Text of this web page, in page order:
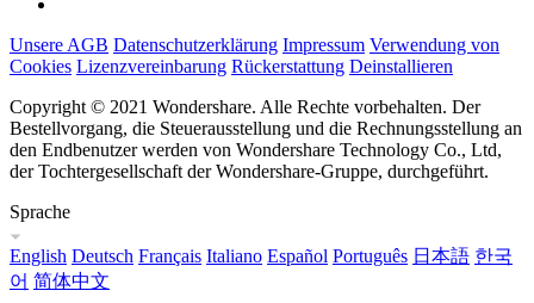
Unsere AGB Datenschutzerklärung Impressum Verwendung von
Cookies Lizenzvereinbarung Rückerstattung Deinstallieren
Copyright © 2021 Wondershare. Alle Rechte vorbehalten. Der
Bestellvorgang, die Steuerausstellung und die Rechnungsstellung an
den Endbenutzer werden von Wondershare Technology Co., Ltd,
der Tochtergesellschaft der Wondershare-Gruppe, durchgeführt.
Sprache
English Deutsch Français Italiano Español Português 日本語 한국
어 简体中文